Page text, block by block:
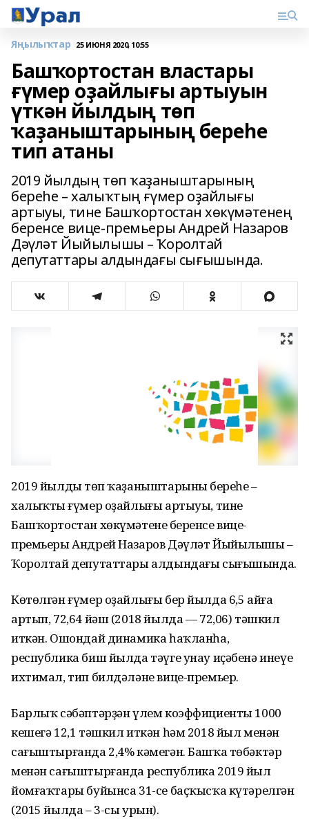
Яңылыҡтар 25 ИЮНЯ 2020, 10:55
Башҡортостан властары
ғүмер оҙайлығы артыуын
үткән йылдың төп
ҡаҙаныштарының береһе
тип атаны
2019 йылдың төп ҡаҙаныштарының
береһе – халыҡтың ғүмер оҙайлығы
артыуы, тине Башҡортостан хөкүмәтенең
беренсе вице-премьеры Андрей Назаров
Дәүләт Йыйылышы – Ҡоролтай
депутаттары алдындағы сығышында.
2019 йылдың төп ҡаҙаныштарының береһе –
халыҡтың ғүмер оҙайлығы артыуы, тине
Башҡортостан хөкүмәтенең беренсе вице-
премьеры Андрей Назаров Дәүләт Йыйылышы –
Ҡоролтай депутаттары алдындағы сығышында.
Көтөлгән ғүмер оҙайлығы бер йылда 6,5 айға
артып, 72,64 йәш (2018 йылда — 72,06) тәшкил
иткән. Ошондай динамика һаҡланһа,
республика биш йылда тәүге унау иҫәбенә инеүе
ихтимал, тип билдәләне вице-премьер.
Барлыҡ сәбәптәрҙән үлем коэффициенты 1000
кешегә 12,1 тәшкил иткән һәм 2018 йыл менән
сағыштырғанда 2,4% кәмегән. Башҡа төбәктәр
менән сағыштырғанда республика 2019 йыл
йомғаҡтары буйынса 31-се баҫҡысҡа күтәрелгән
(2015 йылда – 3-сы урын).